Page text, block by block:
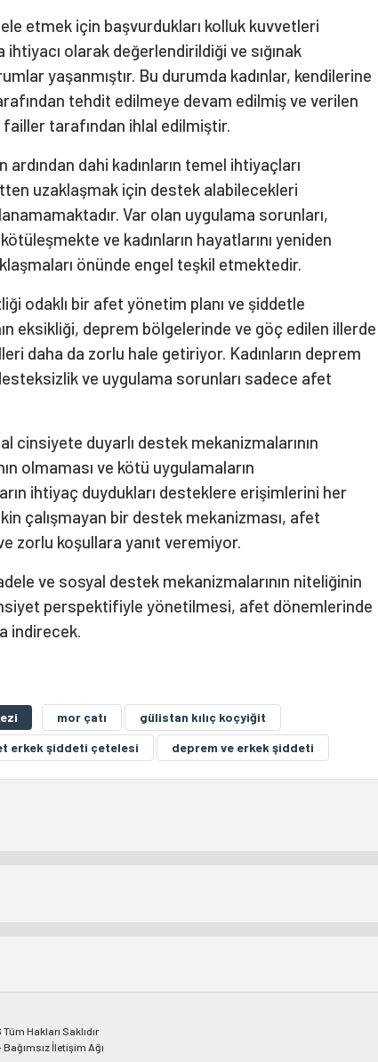
etmek için başvurdukları kolluk kuvvetleri
olarak değerlendirildiği ve sığınak
yaşanmıştır. Bu durumda kadınlar, kendilerine
tehdit edilmeye devam edilmiş ve verilen
failler tarafından ihlal edilmiştir.
dahi kadınların temel ihtiyaçları
uzaklaşmak için destek alabilecekleri
Var olan uygulama sorunları,
ve kadınların hayatlarını yeniden
önünde engel teşkil etmektedir.
odaklı bir afet yönetim planı ve şiddetle
eksikliği, deprem bölgelerinde ve göç edilen illerde
daha da zorlu hale getiriyor. Kadınların deprem
ve uygulama sorunları sadece afet
cinsiyete duyarlı destek mekanizmalarının
olmaması ve kötü uygulamaların
ihtiyaç duydukları desteklere erişimlerini her
çalışmayan bir destek mekanizması, afet
zorlu koşullara yanıt veremiyor.
ve sosyal destek mekanizmalarının niteliğinin
perspektifiyle yönetilmesi, afet dönemlerinde
indirecek.
mor çatı
gülistan kılıç koçyiğit
erkek şiddeti çetelesi deprem ve erkek şiddeti
Hakları Saklıdır
İletişim Ağı